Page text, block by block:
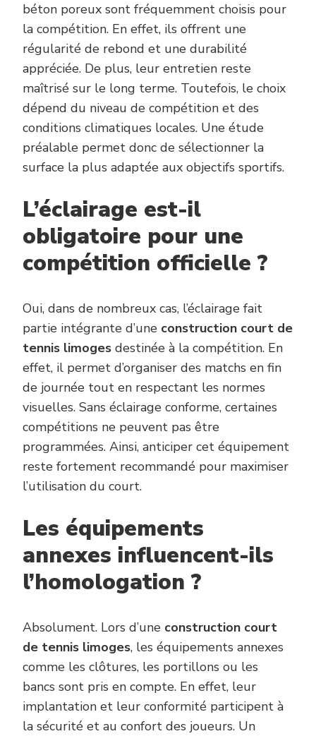
béton poreux sont fréquemment choisis pour
la compétition. En effet, ils offrent une
régularité de rebond et une durabilité
appréciée. De plus, leur entretien reste
maîtrisé sur le long terme. Toutefois, le choix
dépend du niveau de compétition et des
conditions climatiques locales. Une étude
préalable permet donc de sélectionner la
surface la plus adaptée aux objectifs sportifs.
L’éclairage est-il
obligatoire pour une
compétition officielle ?
Oui, dans de nombreux cas, l’éclairage fait
partie intégrante d’une construction court de
tennis limoges destinée à la compétition. En
effet, il permet d’organiser des matchs en fin
de journée tout en respectant les normes
visuelles. Sans éclairage conforme, certaines
compétitions ne peuvent pas être
programmées. Ainsi, anticiper cet équipement
reste fortement recommandé pour maximiser
l’utilisation du court.
Les équipements
annexes influencent-ils
l’homologation ?
Absolument. Lors d’une construction court
de tennis limoges, les équipements annexes
comme les clôtures, les portillons ou les
bancs sont pris en compte. En effet, leur
implantation et leur conformité participent à
la sécurité et au confort des joueurs. Un